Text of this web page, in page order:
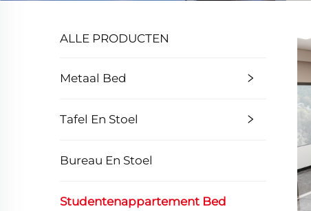
ALLE PRODUCTEN
Metaal Bed
Tafel En Stoel
Bureau En Stoel
Studentenappartement Bed